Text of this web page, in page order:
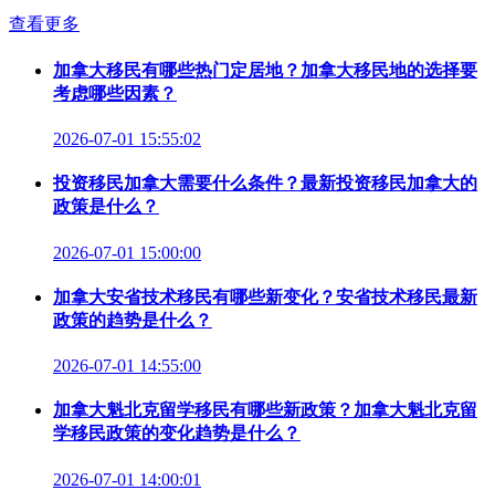
查看更多
加拿大移民有哪些热门定居地？加拿大移民地的选择要
考虑哪些因素？
2026-07-01 15:55:02
投资移民加拿大需要什么条件？最新投资移民加拿大的
政策是什么？
2026-07-01 15:00:00
加拿大安省技术移民有哪些新变化？安省技术移民最新
政策的趋势是什么？
2026-07-01 14:55:00
加拿大魁北克留学移民有哪些新政策？加拿大魁北克留
学移民政策的变化趋势是什么？
2026-07-01 14:00:01